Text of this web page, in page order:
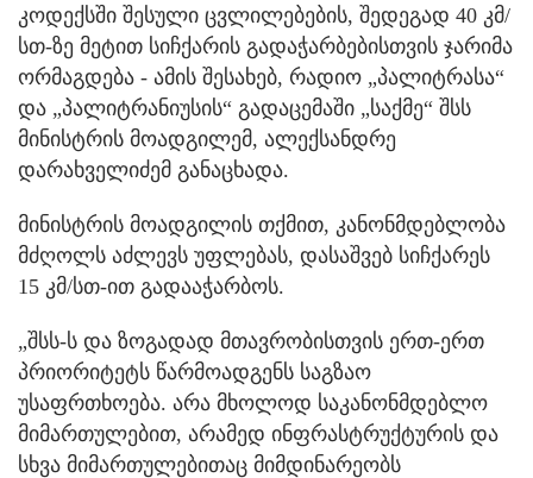
კოდექსში შესული ცვლილებების, შედეგად 40 კმ/
სთ-ზე მეტით სიჩქარის გადაჭარბებისთვის ჯარიმა
ორმაგდება - ამის შესახებ, რადიო „პალიტრასა“
და „პალიტრანიუსის“ გადაცემაში „საქმე“ შსს
მინისტრის მოადგილემ, ალექსანდრე
დარახველიძემ განაცხადა.
მინისტრის მოადგილის თქმით, კანონმდებლობა
მძღოლს აძლევს უფლებას, დასაშვებ სიჩქარეს
15 კმ/სთ-ით გადააჭარბოს.
„შსს-ს და ზოგადად მთავრობისთვის ერთ-ერთ
პრიორიტეტს წარმოადგენს საგზაო
უსაფრთხოება. არა მხოლოდ საკანონმდებლო
მიმართულებით, არამედ ინფრასტრუქტურის და
სხვა მიმართულებითაც მიმდინარეობს